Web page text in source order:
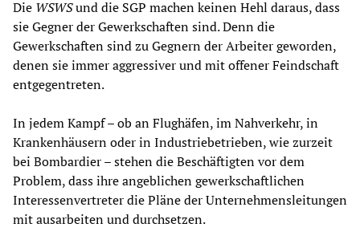
Die WSWSund die SGP machen keinen Hehl daraus, dass
sie Gegner der Gewerkschaften sind. Denn die
Gewerkschaften sind zu Gegnern der Arbeiter geworden,
denen sie immer aggressiver und mit offener Feindschaft
entgegentreten.
In jedem Kampf – ob an Flughäfen, im Nahverkehr, in
Krankenhäusern oder in Industriebetrieben, wie zurzeit
bei Bombardier – stehen die Beschäftigten vor dem
Problem, dass ihre angeblichen gewerkschaftlichen
Interessenvertreter die Pläne der Unternehmensleitungen
mit ausarbeiten und durchsetzen.